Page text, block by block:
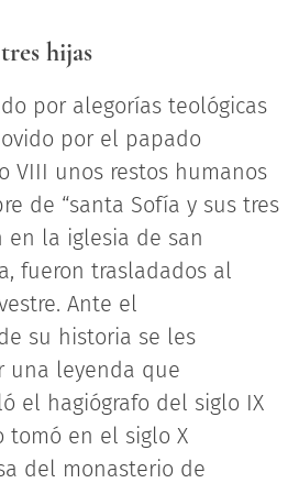
hijas
por alegorías teológicas
por el papado
VIII unos restos humanos
de “santa Sofía y sus tres
en la iglesia de san
fueron trasladados al
Ante el
su historia se les
una leyenda que
el hagiógrafo del siglo IX
tomó en el siglo X
del monasterio de